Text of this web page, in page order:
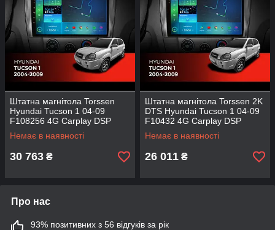
Штатна магнітола Torssen
Hyundai Tucson 1 04-09
F108256 4G Carplay DSP
Немає в наявності
30 763 ₴
Штатна магнітола Torssen 2K
DTS Hyundai Tucson 1 04-09
F10432 4G Carplay DSP
Немає в наявності
26 011 ₴
Про нас
93% позитивних з 56 відгуків за рік